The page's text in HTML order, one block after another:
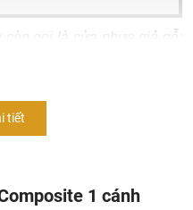
còn gọi là cửa nhựa giả gỗ;
chống ẩm, chống ăn
rất bền và rất thích hợp để
tiết
1 cánh